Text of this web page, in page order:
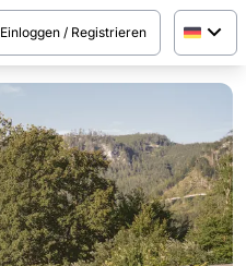
Einloggen / Registrieren